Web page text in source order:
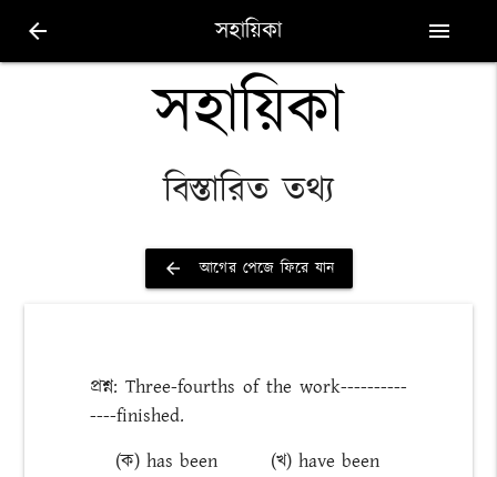
arrow_back সহায়িকা menu
সহায়িকা
বিস্তারিত তথ্য
arrow_back আগের পেজে ফিরে যান
প্রশ্ন: Three-fourths of the work----------
----finished.
(ক) has been
(খ) have been